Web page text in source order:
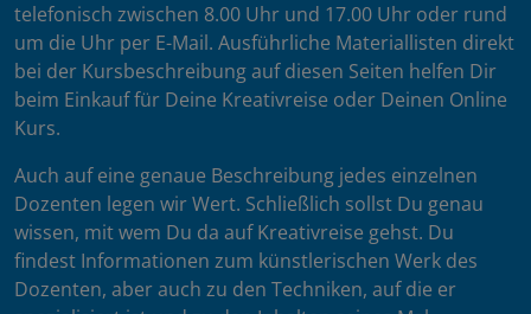
telefonisch zwischen 8.00 Uhr und 17.00 Uhr oder rund
um die Uhr per E-Mail. Ausführliche Materiallisten direkt
bei der Kursbeschreibung auf diesen Seiten helfen Dir
beim Einkauf für Deine Kreativreise oder Deinen Online
Kurs.
Auch auf eine genaue Beschreibung jedes einzelnen
Dozenten legen wir Wert. Schließlich sollst Du genau
wissen, mit wem Du da auf Kreativreise gehst. Du
findest Informationen zum künstlerischen Werk des
Dozenten, aber auch zu den Techniken, auf die er